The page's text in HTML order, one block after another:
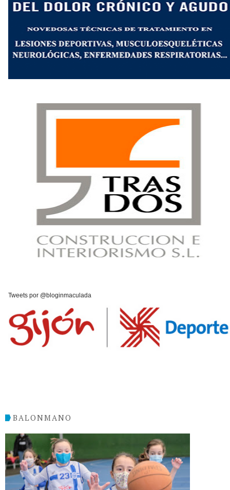
Tweets por @bloginmaculada
BALONMANO